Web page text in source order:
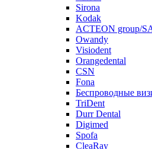
Sirona
Kodak
ACTEON group/
Owandy
Visiodent
Orangedental
CSN
Fona
Беспроводные
TriDent
Durr Dental
Digimed
Spofa
CleaRay